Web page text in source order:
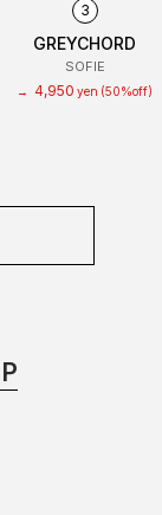
3
GREYCHORD
SOFIE
→ 4,950 yen (50%off)